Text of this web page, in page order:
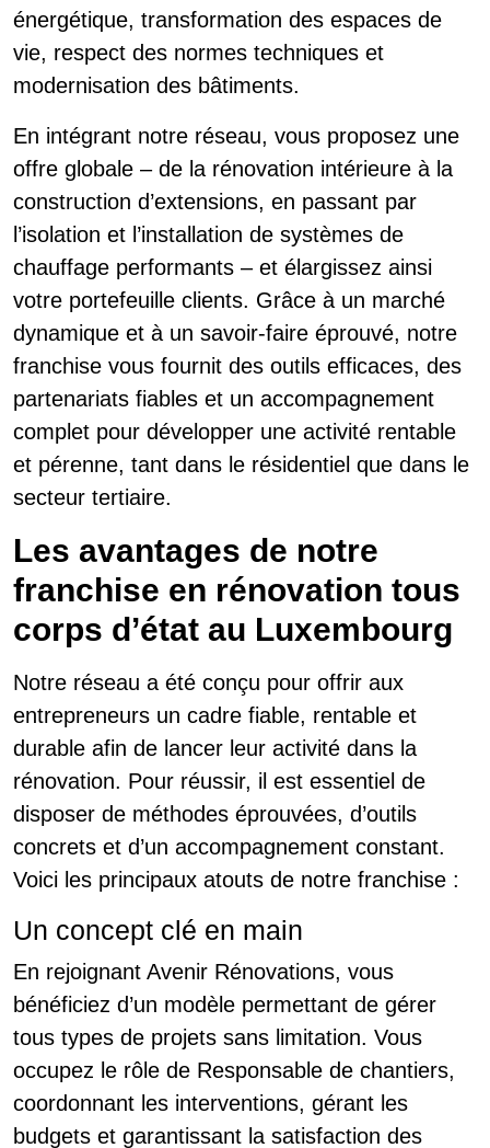
énergétique, transformation des espaces de
vie, respect des normes techniques et
modernisation des bâtiments.
En intégrant notre réseau, vous proposez une
offre globale – de la rénovation intérieure à la
construction d’extensions, en passant par
l’isolation et l’installation de systèmes de
chauffage performants – et élargissez ainsi
votre portefeuille clients. Grâce à un marché
dynamique et à un savoir-faire éprouvé, notre
franchise vous fournit des outils efficaces, des
partenariats fiables et un accompagnement
complet pour développer une activité rentable
et pérenne, tant dans le résidentiel que dans le
secteur tertiaire.
Les avantages de notre
franchise en rénovation tous
corps d’état au Luxembourg
Notre réseau a été conçu pour offrir aux
entrepreneurs un cadre fiable, rentable et
durable afin de lancer leur activité dans la
rénovation. Pour réussir, il est essentiel de
disposer de méthodes éprouvées, d’outils
concrets et d’un accompagnement constant.
Voici les principaux atouts de notre franchise :
Un concept clé en main
En rejoignant Avenir Rénovations, vous
bénéficiez d’un modèle permettant de gérer
tous types de projets sans limitation. Vous
occupez le rôle de Responsable de chantiers,
coordonnant les interventions, gérant les
budgets et garantissant la satisfaction des